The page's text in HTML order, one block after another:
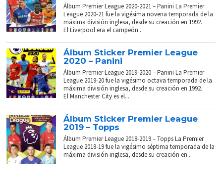
Álbum Premier League 2020-2021 – Panini La Premier
League 2020-21 fue la vigésima novena temporada de la
máxima división inglesa, desde su creación en 1992.
El Liverpool era el campeón...
Álbum Sticker Premier League
2020 – Panini
Álbum Premier League 2019-2020 – Panini La Premier
League 2019-20 fue la vigésimo octava temporada de la
máxima división inglesa, desde su creación en 1992.
El Manchester City es el...
Álbum Sticker Premier League
2019 – Topps
Álbum Premier League 2018-2019 – Topps La Premier
League 2018-19 fue la vigésimo séptima temporada de la
máxima división inglesa, desde su creación en...